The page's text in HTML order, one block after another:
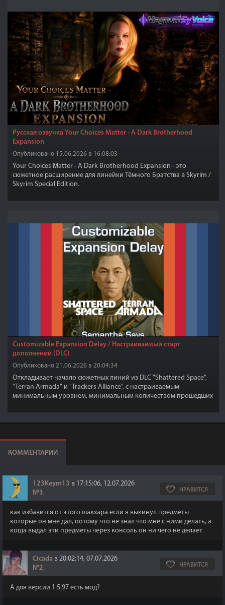
Русская озвучка Your Choices Matter - A Dark Brotherhood
Expansion
Опубликовано 15.06.2026 в 16:08:03
Your Choices Matter - A Dark Brotherhood Expansion - это
сюжетное расширение для линейки Тёмного Братства в Skyrim /
Skyrim Special Edition.
Customizable Expansion Delay / Настраиваемый старт
дополнений (DLC)
Опубликовано 21.06.2026 в 20:04:34
Откладывает начало сюжетных линий из DLC "Shattered Space",
"Terran Armada" и "Trackers Alliance", с настраиваемым
минимальным уровнем, минимальным количеством прошедших
КОММЕНТАРИИ
123Keym13 в 17:15:06, 12.07.2026
№3, НРАВИТСЯ
как избавится от этого шакхара если я выкинул предметы
которые он мне дал, потому что не знал что мне с ними делать, а
когда выдал эти предметы через консоль он ни чего не делает
Cicada в 20:02:14, 07.07.2026
№2, НРАВИТСЯ
А для версии 1.5.97 есть мод?